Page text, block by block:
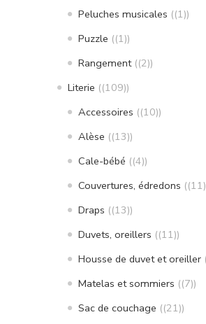
Peluches musicales (1)
Puzzle (1)
Rangement (2)
Literie (109)
Accessoires (10)
Alèse (13)
Cale-bébé (4)
Couvertures, édredons (11)
Draps (13)
Duvets, oreillers (11)
Housse de duvet et oreiller
Matelas et sommiers (7)
Sac de couchage (21)